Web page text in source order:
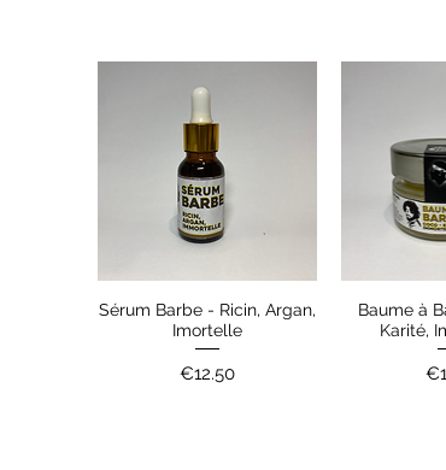
Quick View
Sérum Barbe - Ricin, Argan,
Imortelle
Price
€12.50
Baume à
Karité,